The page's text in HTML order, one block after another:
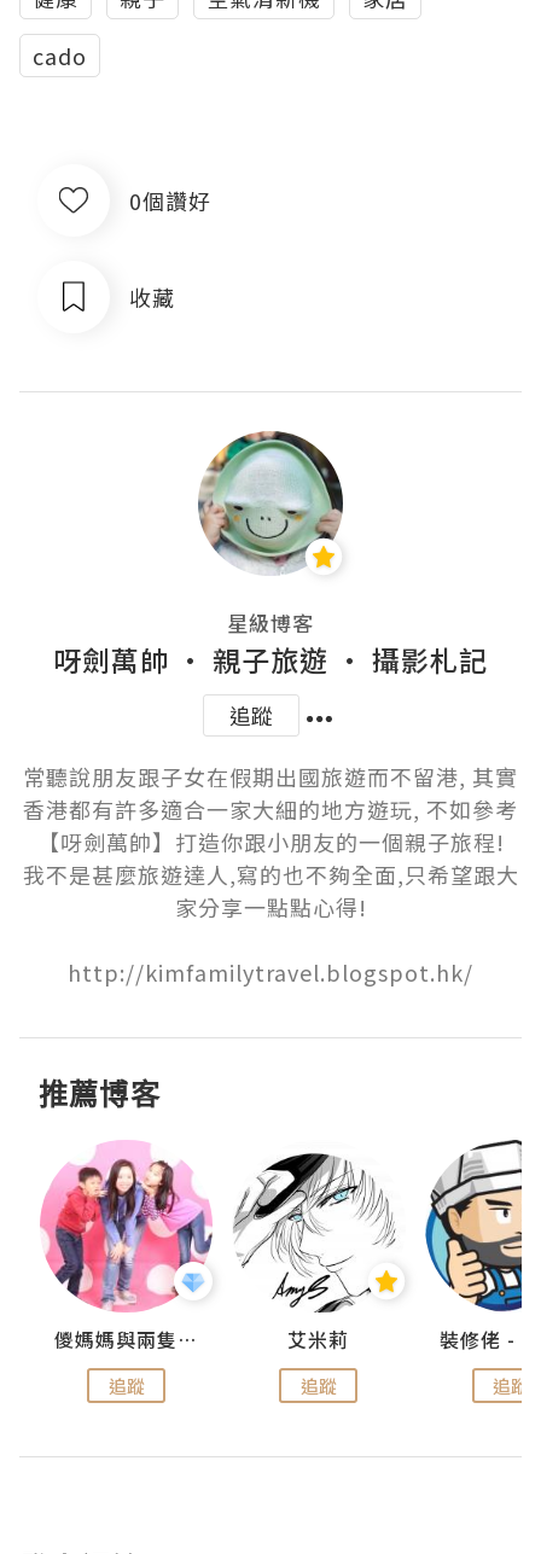
cado
0個讚好
收藏
星級博客
呀劍萬帥 • 親子旅遊 • 攝影札記
追蹤
常聽說朋友跟子女在假期出國旅遊而不留港, 其實
香港都有許多適合一家大細的地方遊玩, 不如參考
【呀劍萬帥】打造你跟小朋友的一個親子旅程!
我不是甚麼旅遊達人,寫的也不夠全面,只希望跟大
家分享一點點心得!
http://kimfamilytravel.blogspot.hk/
推薦博客
儍媽媽與兩隻小魔怪之家
追蹤
艾米莉
追蹤 追蹤